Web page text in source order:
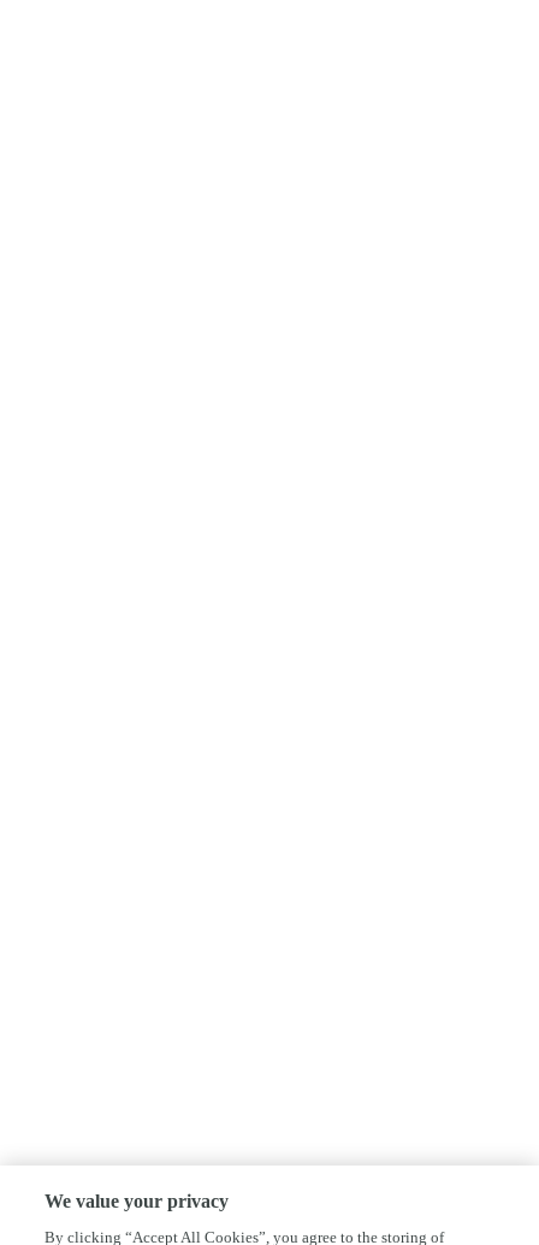
We value your privacy
By clicking “Accept All Cookies”, you agree to the storing of